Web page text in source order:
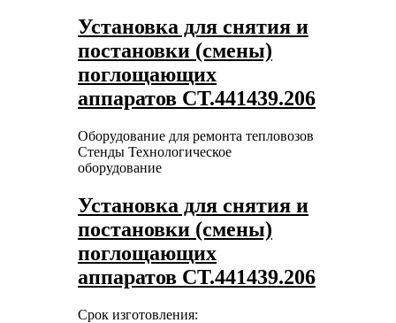
Установка для снятия и
постановки (смены)
поглощающих
аппаратов СТ.441439.206
Оборудование для ремонта тепловозов
Стенды Технологическое
оборудование
Установка для снятия и
постановки (смены)
поглощающих
аппаратов СТ.441439.206
Срок изготовления: